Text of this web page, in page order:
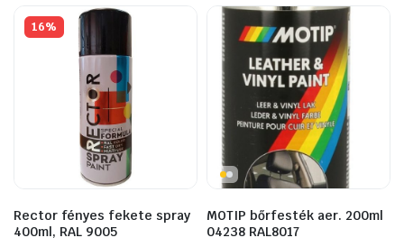
16%
Rector fényes fekete spray
400ml, RAL 9005
MOTIP bőrfesték aer. 200ml
04238 RAL8017